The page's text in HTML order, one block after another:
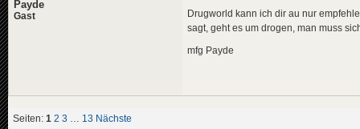
Payde
Gast
Drugworld kann ich dir au nur
sagt, geht es um drogen, man muss
mfg Payde
Seiten: 1 2 3 … 13 Nächste